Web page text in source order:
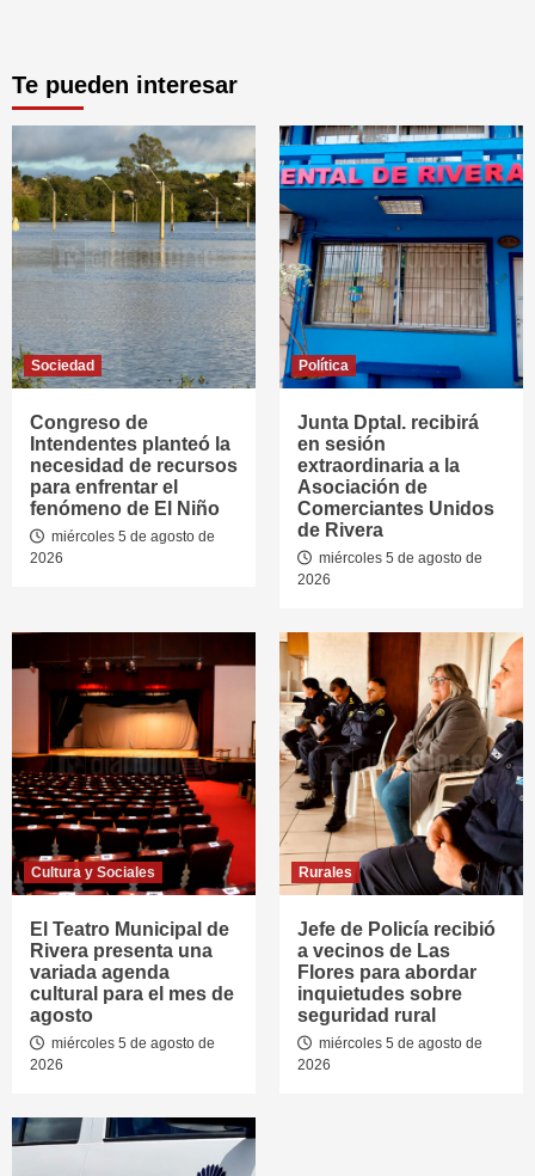
Te pueden interesar
Sociedad
Congreso de
Intendentes planteó la
necesidad de recursos
para enfrentar el
fenómeno de El Niño
miércoles 5 de agosto de
2026
Política
Junta Dptal. recibirá
en sesión
extraordinaria a la
Asociación de
Comerciantes Unidos
de Rivera
miércoles 5 de agosto de
2026
Cultura y Sociales
El Teatro Municipal de
Rivera presenta una
variada agenda
cultural para el mes de
agosto
miércoles 5 de agosto de
2026
Rurales
Jefe de Policía recibió
a vecinos de Las
Flores para abordar
inquietudes sobre
seguridad rural
miércoles 5 de agosto de
2026